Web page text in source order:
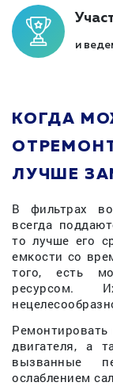
и
КОГДА
ЛУЧШЕ
В фильтрах
всегда
то лучше его
емкости со
того, есть
ресурсом.
двигателя, а
вызванные
ослаблением